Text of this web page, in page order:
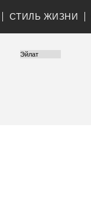
СТИЛЬ ЖИЗНИ